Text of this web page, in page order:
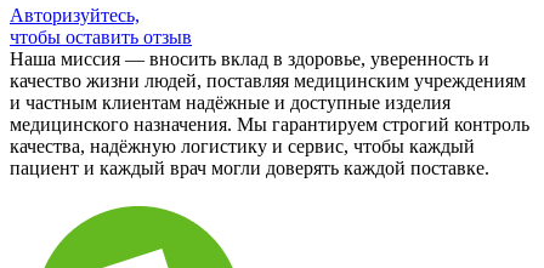
Авторизуйтесь,
чтобы оставить отзыв
Наша миссия — вносить вклад в здоровье, уверенность и
качество жизни людей, поставляя медицинским учреждениям
и частным клиентам надёжные и доступные изделия
медицинского назначения. Мы гарантируем строгий контроль
качества, надёжную логистику и сервис, чтобы каждый
пациент и каждый врач могли доверять каждой поставке.